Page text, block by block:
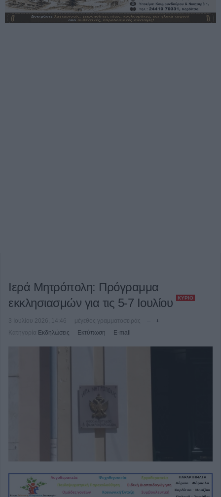
Ιερά Μητρόπολη: Πρόγραμμα
εκκλησιασμών για τις 5-7 Ιουλίου
ΚΎΡΙΟ
3 Ιουλίου 2026, 14:46
μέγεθος γραμματοσειράς
Κατηγορία Εκδηλώσεις Εκτύπωση E-mail